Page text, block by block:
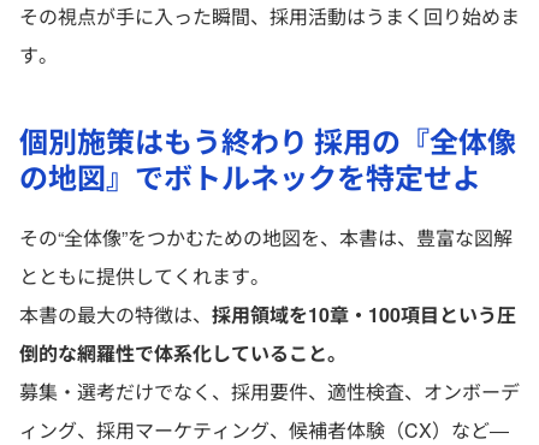
その視点が手に入った瞬間、採用活動はうまく回り始めま
す。
個別施策はもう終わり 採用の『全体像
の地図』でボトルネックを特定せよ
その“全体像”をつかむための地図を、本書は、豊富な図解
とともに提供してくれます。
本書の最大の特徴は、 採用領域を10章・100項目という圧
倒的な網羅性で体系化していること。
募集・選考だけでなく、採用要件、適性検査、オンボーデ
ィング、採用マーケティング、候補者体験（CX）など―